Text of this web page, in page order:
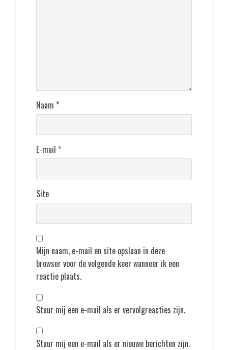
Naam *
E-mail *
Site
Mijn naam, e-mail en site opslaan in deze
browser voor de volgende keer wanneer ik een
reactie plaats.
Stuur mij een e-mail als er vervolgreacties zijn.
Stuur mij een e-mail als er nieuwe berichten zijn.